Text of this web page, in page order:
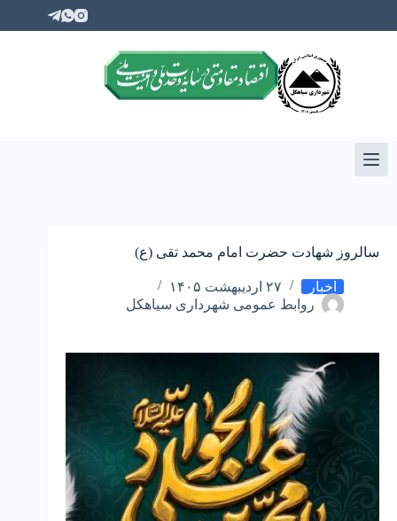
سالروز شهادت حضرت امام محمد تقی (ع)
اخبار
۲۷ اردیبهشت ۱۴۰۵
روابط عمومی شهرداری سیاهکل